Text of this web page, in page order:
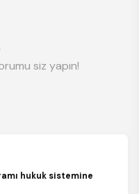
siz yapın!
hukuk sistemine